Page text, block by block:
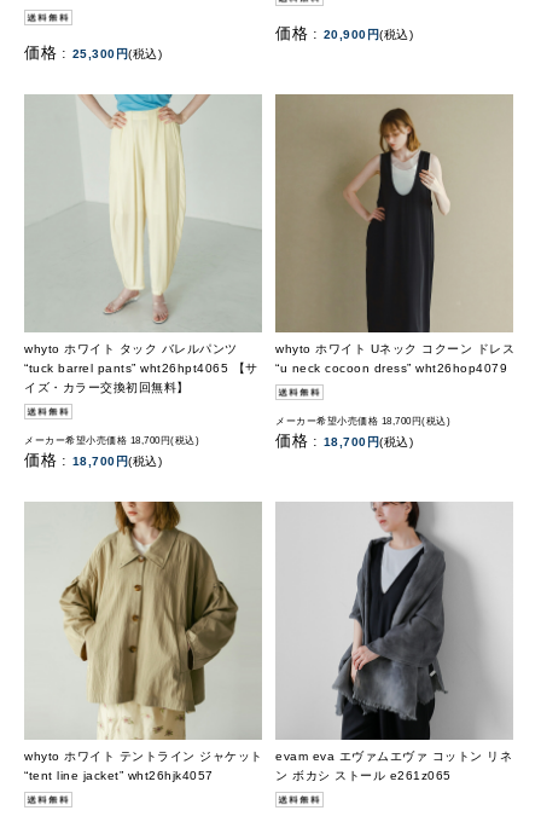
価格 : 25,300円(税込)
価格 : 20,900円(税込)
whyto ホワイト タック バレルパンツ
“tuck barrel pants” wht26hpt4065 【サ
イズ・カラー交換初回無料】
メーカー希望小売価格 18,700円(税込)
価格 : 18,700円(税込)
whyto ホワイト Uネック コクーン ドレス
“u neck cocoon dress” wht26hop4079
メーカー希望小売価格 18,700円(税込)
価格 : 18,700円(税込)
whyto ホワイト テントライン ジャケット
“tent line jacket” wht26hjk4057
evam eva エヴァムエヴァ コットン リネ
ン ボカシ ストール e261z065